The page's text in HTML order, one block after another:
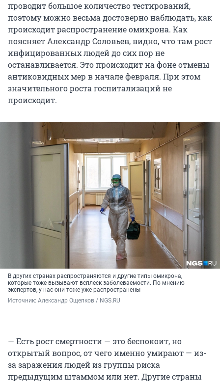
проводит большое количество тестирований,
поэтому можно весьма достоверно наблюдать, как
происходит распространение омикрона. Как
поясняет Александр Соловьев, видно, что там рост
инфицированных людей до сих пор не
останавливается. Это происходит на фоне отмены
антиковидных мер в начале февраля. При этом
значительного роста госпитализаций не
происходит.
В других странах распространяются и другие типы омикрона,
которые тоже вызывают всплеск заболеваемости. По мнению
экспертов, у нас они тоже уже распространены
Источник: Александр Ощепков / NGS.RU
— Есть рост смертности — это беспокоит, но
открытый вопрос, от чего именно умирают — из-
за заражения людей из группы риска
предыдущим штаммом или нет. Другие страны